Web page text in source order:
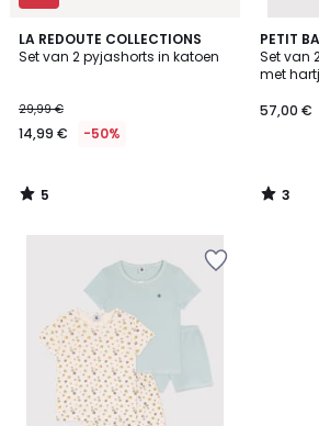
LA REDOUTE COLLECTIONS
Set van 2 pyjashorts in katoen
29,99 €
14,99 € -50%
5
/
5
/
PETIT
Set van
met
57,00 €
3
/
5
3
/